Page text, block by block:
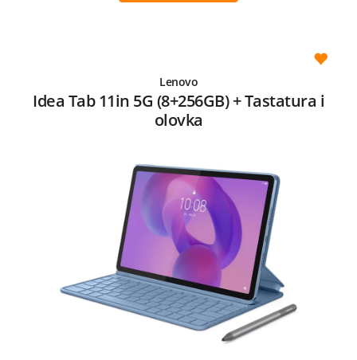
Lenovo
Idea Tab 11in 5G (8+256GB) + Tastatura i
olovka